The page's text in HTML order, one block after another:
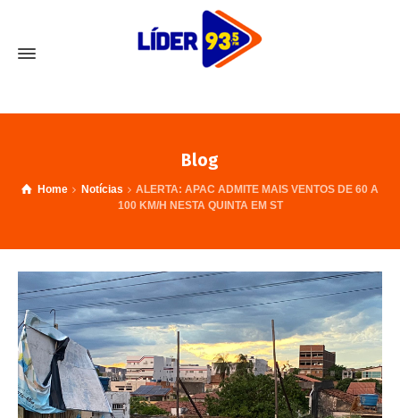
Blog
Home Notícias
ALERTA: APAC ADMITE MAIS VENTOS DE 60 A
100 KM/H NESTA QUINTA EM ST